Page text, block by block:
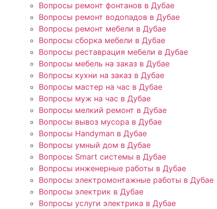
Вопросы ремонт фонтанов в Дубае
Вопросы ремонт водопадов в Дубае
Вопросы ремонт мебели в Дубае
Вопросы сборка мебели в Дубае
Вопросы реставрация мебели в Дубае
Вопросы мебель на заказ в Дубае
Вопросы кухни на заказ в Дубае
Вопросы мастер на час в Дубае
Вопросы муж на час в Дубае
Вопросы мелкий ремонт в Дубае
Вопросы вывоз мусора в Дубае
Вопросы Handyman в Дубае
Вопросы умный дом в Дубае
Вопросы Smart системы в Дубае
Вопросы инженерные работы в Дубае
Вопросы электромонтажные работы в Дубае
Вопросы электрик в Дубае
Вопросы услуги электрика в Дубае